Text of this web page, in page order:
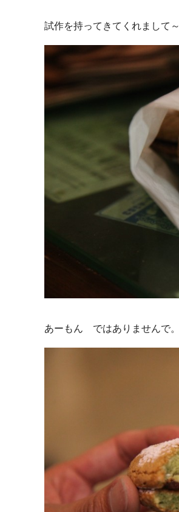
試作を持ってきてくれまして～
あーもん ではありませんで。